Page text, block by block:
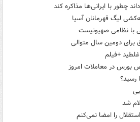
چطور با ایرانی‌ها مذاکره کند
لیگ قهرمانان آسیا
با نظامی صهیونیست
+فیلم
رسید؟
را امضا نمی‌کنم